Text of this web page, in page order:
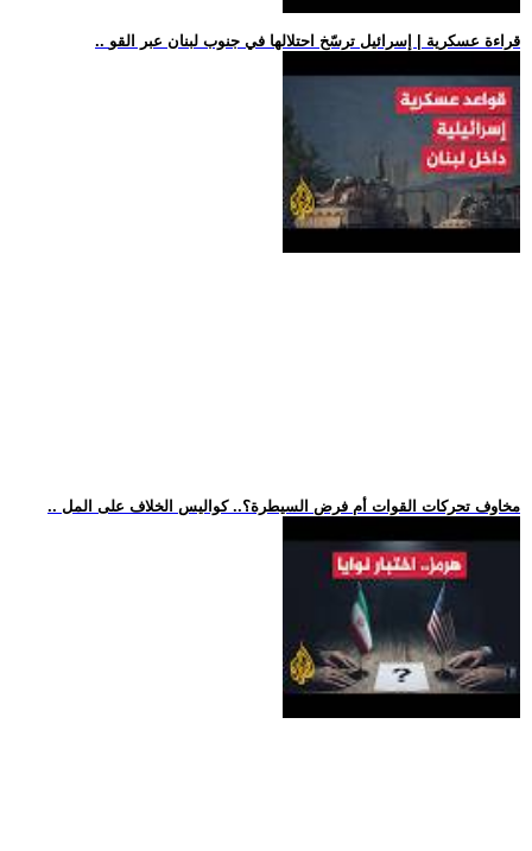
.. قراءة عسكرية | إسرائيل ترسّخ احتلالها في جنوب لبنان عبر القو
.. مخاوف تحركات القوات أم فرض السيطرة؟.. كواليس الخلاف على المل